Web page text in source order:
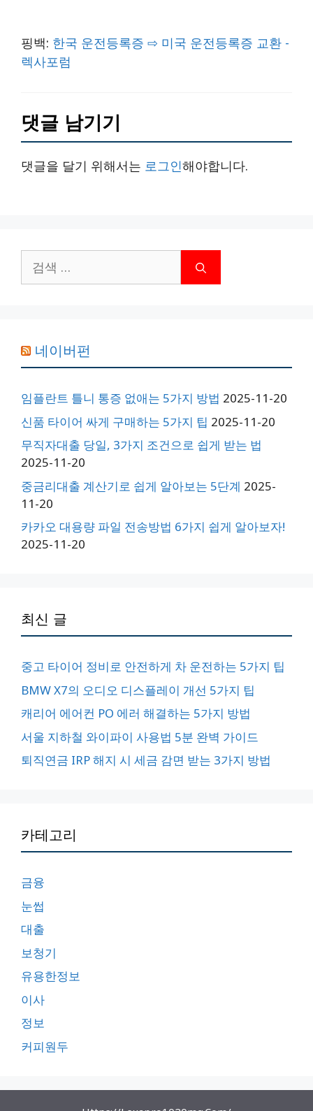
핑백: 한국 운전등록증 ⇨ 미국 운전등록증 교환 -
렉사포럼
댓글 남기기
댓글을 달기 위해서는 로그인해야합니다.
색:
네이버펀
임플란트 틀니 통증 없애는 5가지 방법 2025-11-20
신품 타이어 싸게 구매하는 5가지 팁 2025-11-20
무직자대출 당일, 3가지 조건으로 쉽게 받는 법
2025-11-20
중금리대출 계산기로 쉽게 알아보는 5단계 2025-
11-20
카카오 대용량 파일 전송방법 6가지 쉽게 알아보자!
2025-11-20
최신 글
중고 타이어 정비로 안전하게 차 운전하는 5가지 팁
BMW X7의 오디오 디스플레이 개선 5가지 팁
캐리어 에어컨 PO 에러 해결하는 5가지 방법
서울 지하철 와이파이 사용법 5분 완벽 가이드
퇴직연금 IRP 해지 시 세금 감면 받는 3가지 방법
카테고리
금융
눈썹
대출
보청기
유용한정보
이사
정보
커피원두